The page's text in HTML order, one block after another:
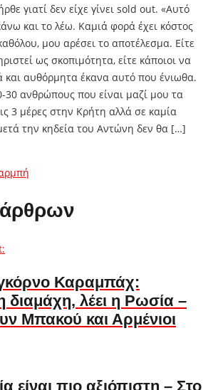
γιατί δεν είχε γίνει sold out. «Αυτό
και το λέω. Καμιά φορά έχει κόστος
μου αρέσει το αποτέλεσμα. Είτε
ως σκοπιμότητα, είτε κάποιοι να
και αυθόρμητα έκανα αυτό που ένιωθα.
ανθρώπους που είναι μαζί μου τα
3 μέρες στην Κρήτη αλλά σε καμία
την κηδεία του Αντώνη δεν θα […]
Καραμπάχ:
διαμάχη, λέει η Ρωσία –
Μπακού και Αρμένιοι
είναι πιο αξιόπιστη – Στο